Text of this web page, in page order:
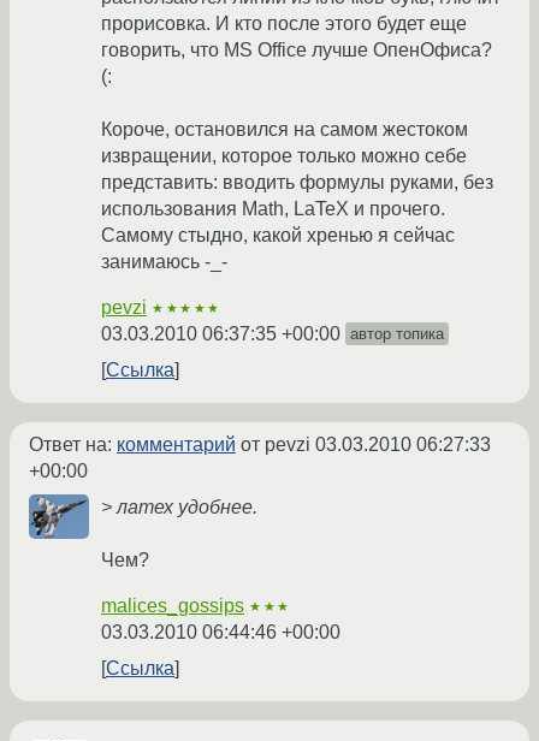
прорисовка. И кто после этого будет еще
говорить, что MS Office лучше ОпенОфиса?
(:
Короче, остановился на самом жестоком
извращении, которое только можно себе
представить: вводить формулы руками, без
использования Math, LaTeX и прочего.
Самому стыдно, какой хренью я сейчас
занимаюсь -_-
pevzi ★★★★★
03.03.2010 06:37:35 +00:00 автор топика
Ссылка
Ответ на: комментарий от pevzi 03.03.2010 06:27:33
+00:00
> латех удобнее.
Чем?
malices_gossips ★★★
03.03.2010 06:44:46 +00:00
Ссылка